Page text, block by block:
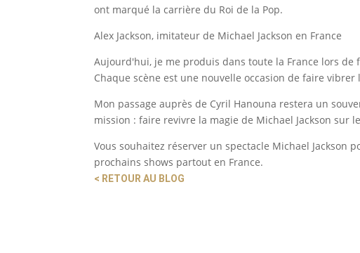
ont marqué la carrière du Roi de la Pop.
Alex Jackson, imitateur de Michael Jackson en France
Aujourd'hui, je me produis dans toute la France lors de
Chaque scène est une nouvelle occasion de faire
Mon passage auprès de Cyril Hanouna restera un
mission : faire revivre la magie de Michael Jackson sur
Vous souhaitez réserver un spectacle Michael
prochains shows partout en France.
< RETOUR AU BLOG